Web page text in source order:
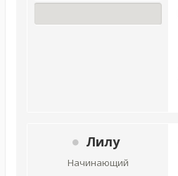
Лилу
Начинающий